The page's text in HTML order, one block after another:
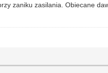
zaniku zasilania. Obiecane